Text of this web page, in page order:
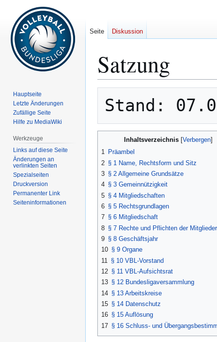
Satzung
Navigation
springen
Suche
springen
Inhaltsverzeichnis
1 Präambel
2 § 1 Name, Rechtsform und Sitz
3 § 2 Allgemeine Grundsätze
4 § 3 Gemeinnützigkeit
5 § 4 Mitgliedschaften
6 § 5 Rechtsgrundlagen
7 § 6 Mitgliedschaft
8 § 7 Rechte und Pflichten der Mitglieder
9 § 8 Geschäftsjahr
10 § 9 Organe
11
§ 10 VBL-Vorstand
12 § 11 VBL-Aufsichtsrat
13 § 12 Bundesligaversammlung
14 § 13 Arbeitskreise
15 § 14 Datenschutz
16 § 15 Auflösung
17 § 16 Schluss- und
Seite Diskussion
Hauptseite
Letzte Änderungen
Zufällige Seite
Hilfe zu MediaWiki
Werkzeuge
Links auf diese Seite
Änderungen an
verlinkten Seiten
Spezialseiten
Druckversion
Permanenter Link
Seiten­­informationen